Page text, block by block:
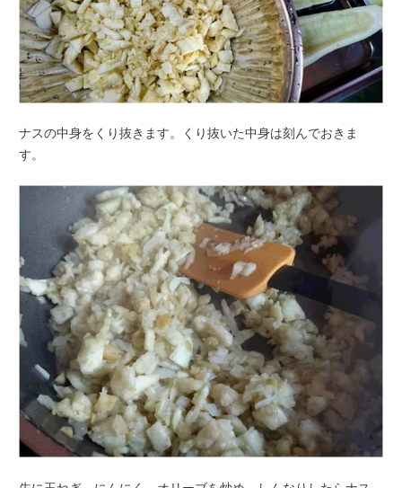
ナスの中身をくり抜きます。くり抜いた中身は刻んでおきま
す。